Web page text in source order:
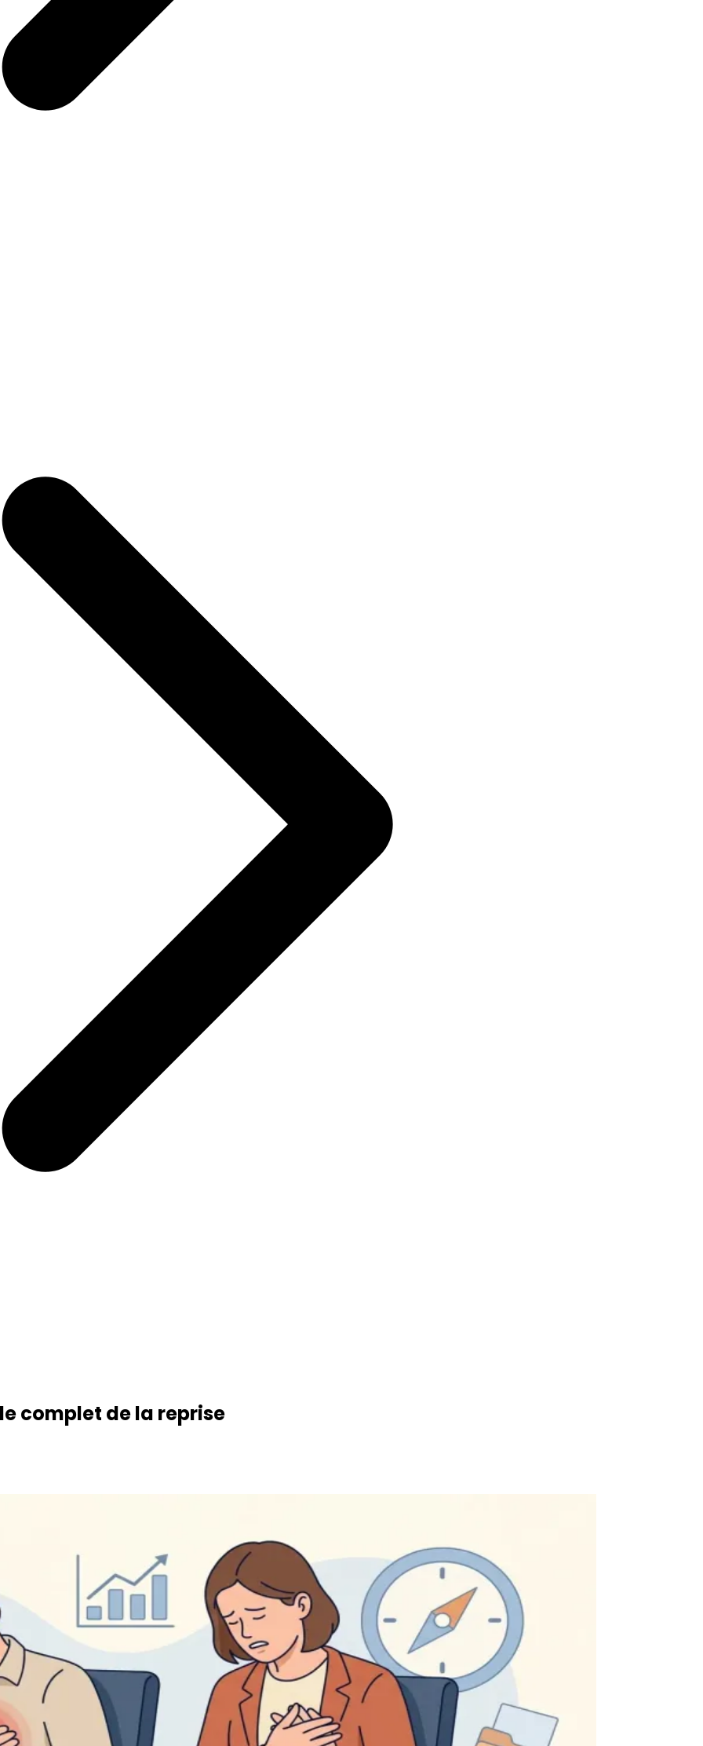
complet de la reprise